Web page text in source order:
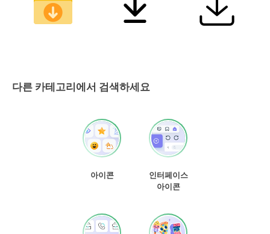
다른 카테고리에서 검색하세요
아이콘
인터페이스
아이콘